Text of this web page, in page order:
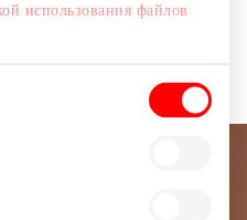
использования файлов